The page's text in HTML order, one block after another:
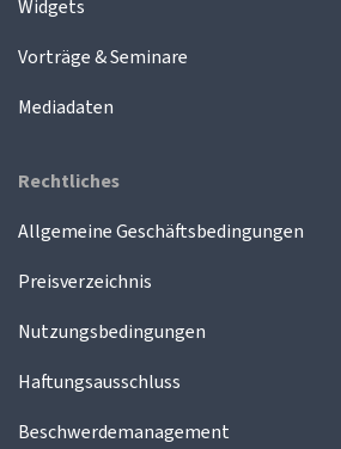
Widgets
Vorträge & Seminare
Mediadaten
Rechtliches
Allgemeine Geschäftsbedingungen
Preisverzeichnis
Nutzungsbedingungen
Haftungsausschluss
Beschwerdemanagement